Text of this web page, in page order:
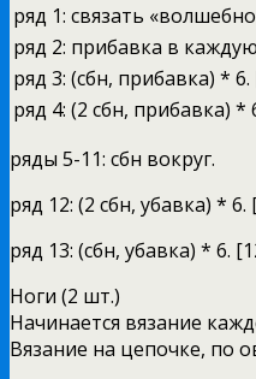
ряд 1: связать
ряд 2: прибавка в
ряд 3: (сбн, прибавка) * 6.
ряд 4: (2 сбн, прибавка) *
ряды 5-11: сбн вокруг.
ряд 12: (2 сбн, убавка) * 6.
ряд 13: (сбн, убавка) * 6.
Ноги (2 шт.)
Начинается вязание
Вязание на цепочке, по